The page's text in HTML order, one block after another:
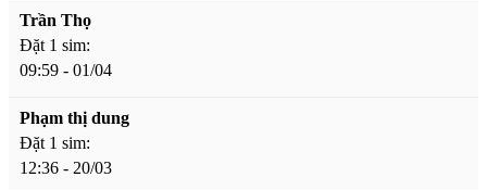
Trần Thọ
Đặt 1 sim:
09:59 - 01/04
Phạm thị dung
Đặt 1 sim:
12:36 - 20/03